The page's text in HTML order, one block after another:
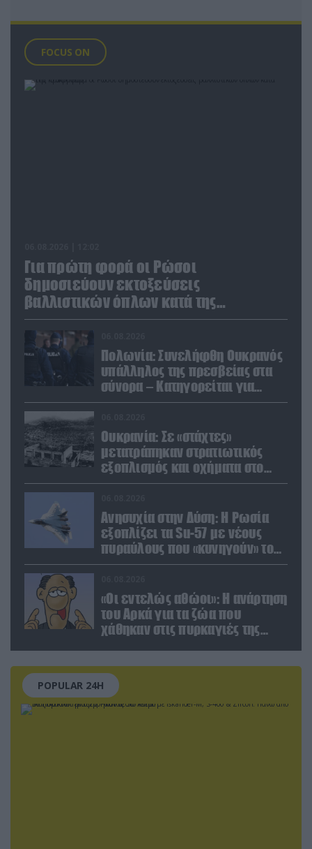
FOCUS ON
Για πρώτη φορά οι Ρώσοι
δημοσιεύουν εκτοξεύσεις
βαλλιστικών όπλων κατά της
Ουκρανίας
Πολωνία: Συνελήφθη Ουκρανός
υπάλληλος της πρεσβείας στα
σύνορα – Κατηγορείται για
μεταφορά μεγάλων ποσών και
Ουκρανία: Σε «στάχτες»
μετατράπηκαν στρατιωτικός
εξοπλισμός και οχήματα στο
Κίεβο μετά από ρωσικά
Ανησυχία στην Δύση: H Ρωσία
εξοπλίζει τα Su-57 με νέους
πυραύλους που «κυνηγούν» τον
στόχο μέσα από παρεμβολές!
«Οι εντελώς αθώοι»: Η ανάρτηση
του Αρκά για τα ζώα που
χάθηκαν στις πυρκαγιές της
POPULAR 24H